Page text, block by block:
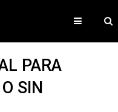
PARA
SIN